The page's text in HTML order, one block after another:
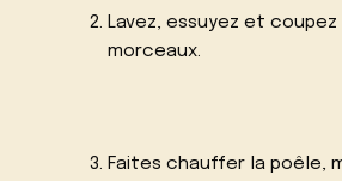
Lavez, essuyez et
morceaux.
Faites chauffer la poêle,